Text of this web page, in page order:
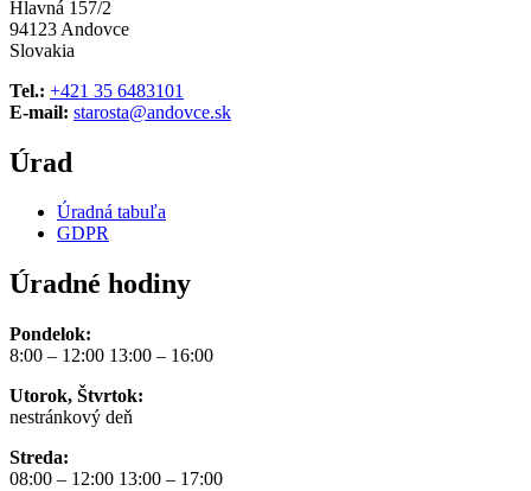
Hlavná 157/2
94123 Andovce
Slovakia
Tel.: +421 35 6483101
E-mail: starosta@andovce.sk
Úrad
Úradná tabuľa
GDPR
Úradné hodiny
Pondelok:
8:00 – 12:00 13:00 – 16:00
Utorok, Štvrtok:
nestránkový deň
Streda:
08:00 – 12:00 13:00 – 17:00